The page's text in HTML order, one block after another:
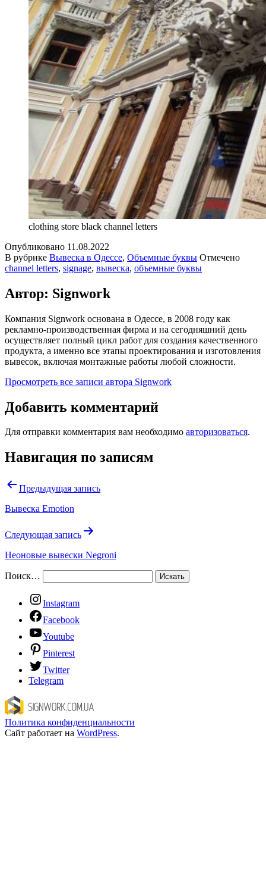
clothing store black channel letters
Опубликовано 11.08.2022
В рубрике Вывеска в Одессе, Объемные буквы Отмечено
channel letters, signage, вывеска, объемные буквы
Автор: Signwork
Компания Signwork основана в Одессе, в 2008 году как
рекламно-производственная фирма и на сегодняшний день
осуществляет полный цикл работ для создания качественного
продукта, а именно все этапы проектирования и изготовления
вывесок, включая монтажные работы любой сложности.
Просмотреть все записи автора Signwork
Добавить комментарий
Для отправки комментария вам необходимо авторизоваться.
Навигация по записям
Предыдущая запись
Вывеска Emotion
Следующая запись
Неоновые вывески Negroni
Поиск…
Instagram
Facebook
Youtube
Pinterest
Twitter
Telegram
Политика конфиденциальности
Сайт работает на WordPress.